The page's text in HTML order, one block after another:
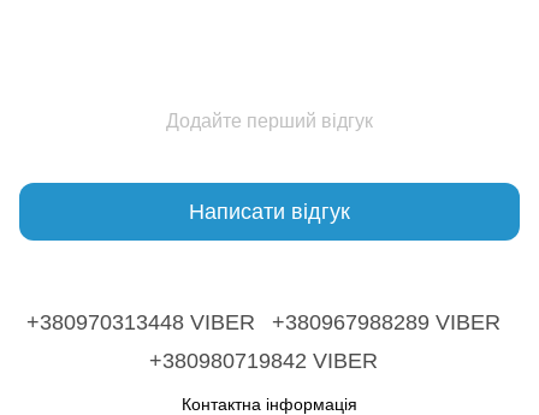
Додайте перший відгук
Написати відгук
+380970313448 VIBER
+380967988289 VIBER
+380980719842 VIBER
Контактна інформація